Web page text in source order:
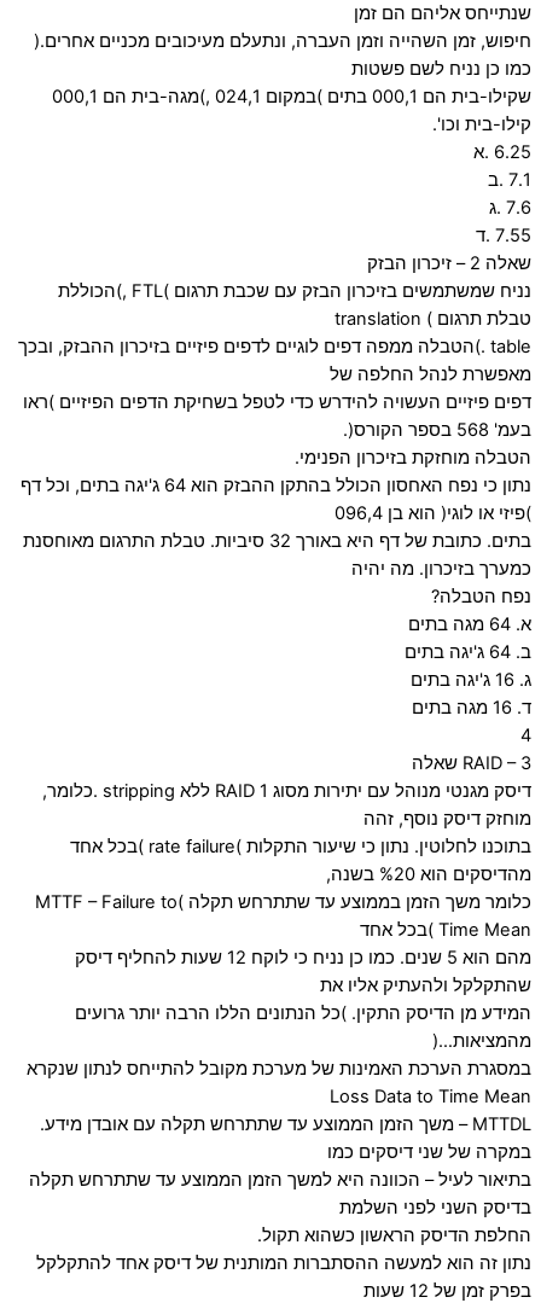
שנתייחס אליהם הם זמן
חיפוש, זמן השהייה וזמן העברה, ונתעלם מעיכובים מכניים אחרים.(
כמו כן נניח לשם פשטות
שקילו-בית הם 000,1 בתים )במקום 024,1 ,)מגה-בית הם 000,1
קילו-בית וכו'.
6.25 .א
7.1 .ב
7.6 .ג
7.55 .ד
שאלה 2 – זיכרון הבזק
נניח שמשתמשים בזיכרון הבזק עם שכבת תרגום )FTL ,)הכוללת
טבלת תרגום ) translation
table .)הטבלה ממפה דפים לוגיים לדפים פיזיים בזיכרון ההבזק, ובכך
מאפשרת לנהל החלפה של
דפים פיזיים העשויה להידרש כדי לטפל בשחיקת הדפים הפיזיים )ראו
בעמ' 568 בספר הקורס(.
הטבלה מוחזקת בזיכרון הפנימי.
נתון כי נפח האחסון הכולל בהתקן ההבזק הוא 64 ג'יגה בתים, וכל דף
)פיזי או לוגי( הוא בן 096,4
בתים. כתובת של דף היא באורך 32 סיביות. טבלת התרגום מאוחסנת
כמערך בזיכרון. מה יהיה
נפח הטבלה?
א. 64 מגה בתים
ב. 64 ג'יגה בתים
ג. 16 ג'יגה בתים
ד. 16 מגה בתים
4
RAID – 3 שאלה
דיסק מגנטי מנוהל עם יתירות מסוג 1 RAID ללא stripping .כלומר,
מוחזק דיסק נוסף, זהה
בתוכנו לחלוטין. נתון כי שיעור התקלות )rate failure )בכל אחד
מהדיסקים הוא %20 בשנה,
כלומר משך הזמן בממוצע עד שתתרחש תקלה )MTTF – Failure to
Time Mean )בכל אחד
מהם הוא 5 שנים. כמו כן נניח כי לוקח 12 שעות להחליף דיסק
שהתקלקל ולהעתיק אליו את
המידע מן הדיסק התקין. )כל הנתונים הללו הרבה יותר גרועים
מהמציאות…(
במסגרת הערכת האמינות של מערכת מקובל להתייחס לנתון שנקרא
Loss Data to Time Mean
MTTDL – משך הזמן הממוצע עד שתתרחש תקלה עם אובדן מידע.
במקרה של שני דיסקים כמו
בתיאור לעיל – הכוונה היא למשך הזמן הממוצע עד שתתרחש תקלה
בדיסק השני לפני השלמת
החלפת הדיסק הראשון כשהוא תקול.
נתון זה הוא למעשה ההסתברות המותנית של דיסק אחד להתקלקל
בפרק זמן של 12 שעות